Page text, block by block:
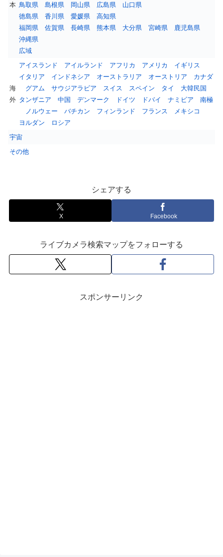
本 鳥取県
島根県 岡山県 広島県
山口県
徳島県
香川県 愛媛県
高知県
福岡県
佐賀県 長崎県 熊本県 大分県 宮崎県
鹿児島県
沖縄県
広域
海
外
アイスランド アイルランド アフリカ アメリカ
イギリス
イタリア
インドネシア オーストラリア オーストリア
カナダ
グアム
サウジアラビア スイス スペイン タイ
大韓民国
タンザニア
中国 デンマーク ドイツ ドバイ ナミビア
南極
ノルウェー
バチカン フィンランド フランス
メキシコ
ヨルダン
ロシア
宇宙
その他
シェアする
X Facebook
ライブカメラ検索マップをフォローする
スポンサーリンク